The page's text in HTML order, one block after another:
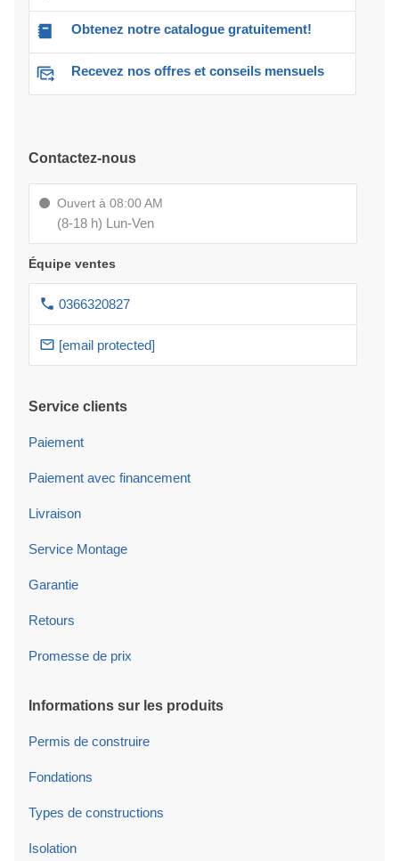
Obtenez notre catalogue gratuitement!
Recevez nos offres et conseils mensuels
Contactez-nous
Ouvert à 08:00 AM
(8-18 h) Lun-Ven
Équipe ventes
0366320827
[email protected]
Service clients
Paiement
Paiement avec financement
Livraison
Service Montage
Garantie
Retours
Promesse de prix
Informations sur les produits
Permis de construire
Fondations
Types de constructions
Isolation